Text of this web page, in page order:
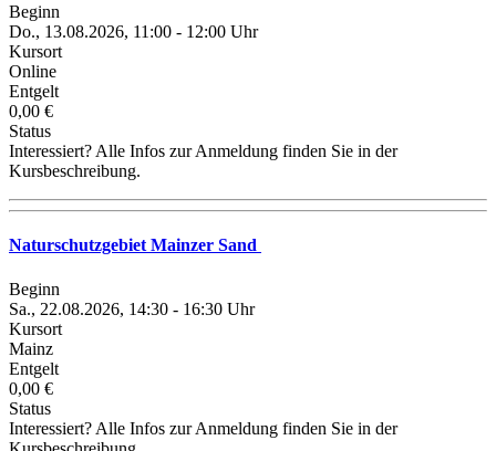
Beginn
Do., 13.08.2026, 11:00 - 12:00 Uhr
Kursort
Online
Entgelt
0,00 €
Status
Interessiert? Alle Infos zur Anmeldung finden Sie in der
Kursbeschreibung.
Naturschutzgebiet Mainzer Sand
Beginn
Sa., 22.08.2026, 14:30 - 16:30 Uhr
Kursort
Mainz
Entgelt
0,00 €
Status
Interessiert? Alle Infos zur Anmeldung finden Sie in der